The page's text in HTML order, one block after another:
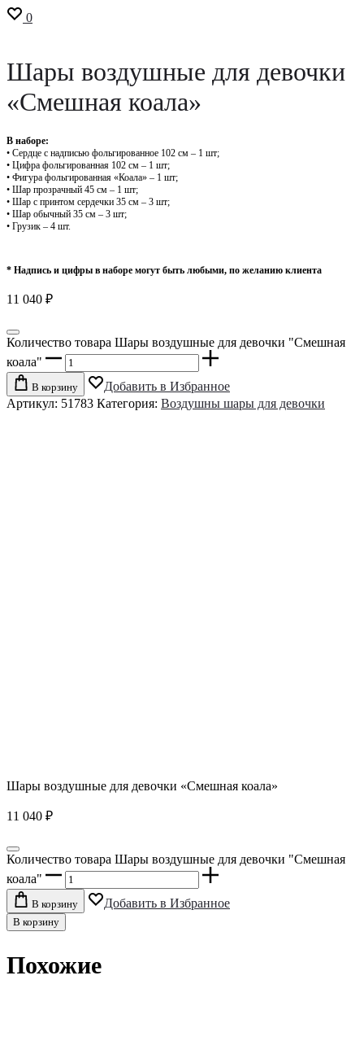
0
Шары воздушные для девочки
«Смешная коала»
В наборе:
• Сердце с надписью фольгированное 102 см – 1 шт;
• Цифра фольгированная 102 см – 1 шт;
• Фигура фольгированная «Коала» – 1 шт;
• Шар прозрачный 45 см – 1 шт;
• Шар с принтом сердечки 35 см – 3 шт;
• Шар обычный 35 см – 3 шт;
• Грузик – 4 шт.
* Надпись и цифры в наборе могут быть любыми, по желанию клиента
11 040 ₽
Количество товара Шары воздушные для девочки "Смешная
коала"
В корзину
Добавить в Избранное
Артикул: 51783 Категория: Воздушны шары для девочки
Шары воздушные для девочки «Смешная коала»
11 040 ₽
Количество товара Шары воздушные для девочки "Смешная
коала"
В корзину Добавить в Избранное
В корзину
Похожие